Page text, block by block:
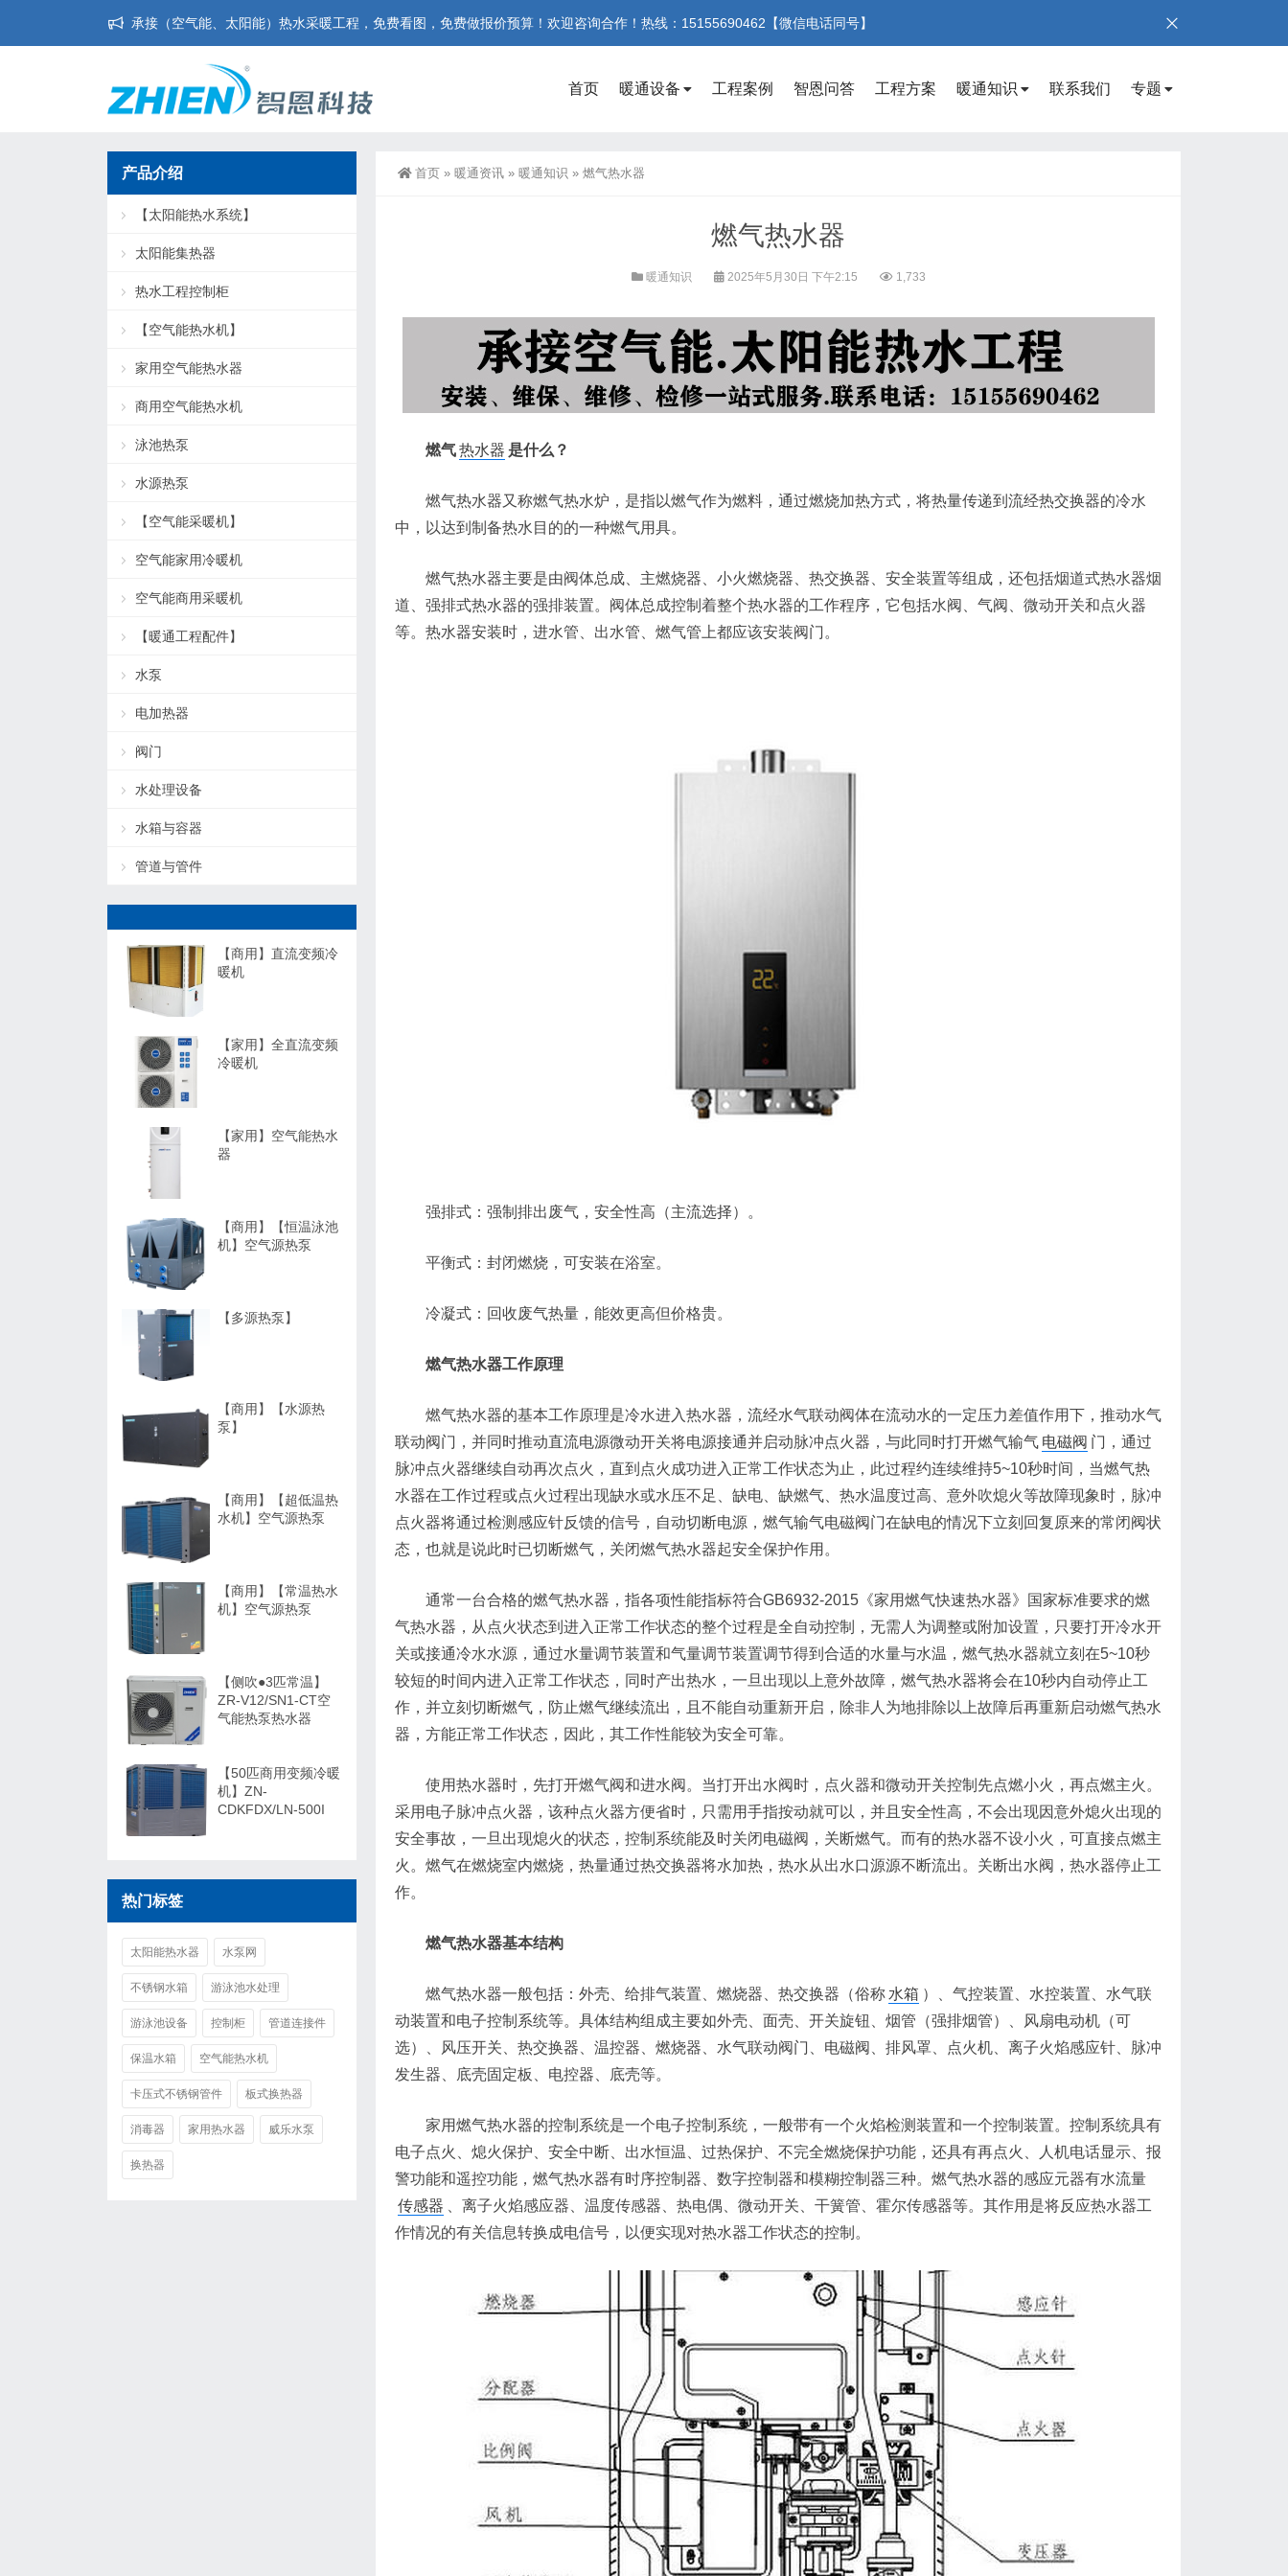
承接（空气能、太阳能）热水采暖工程，免费看图，免费做报价预算！欢迎咨询合作！热线：15155690462【微信电话同号】
首页 暖通设备 工程案例 智恩问答 工程方案 暖通知识 联系我们 专题
首页 » 暖通资讯 » 暖通知识 » 燃气热水器
燃气热水器
暖通知识 2025年5月30日 下午2:15 1,733
燃气热水器 是什么？
燃气热水器又称燃气热水炉，是指以燃气作为燃料，通过燃烧加热方式，将热量传递到流经热交换器的冷水
中，以达到制备热水目的的一种燃气用具。
燃气热水器主要是由阀体总成、主燃烧器、小火燃烧器、热交换器、安全装置等组成，还包括烟道式热水器烟
道、强排式热水器的强排装置。阀体总成控制着整个热水器的工作程序，它包括水阀、气阀、微动开关和点火器
等。热水器安装时，进水管、出水管、燃气管上都应该安装阀门。
强排式：强制排出废气，安全性高（主流选择）。
平衡式：封闭燃烧，可安装在浴室。
冷凝式：回收废气热量，能效更高但价格贵。
燃气热水器工作原理
燃气热水器的基本工作原理是冷水进入热水器，流经水气联动阀体在流动水的一定压力差值作用下，推动水气
联动阀门，并同时推动直流电源微动开关将电源接通并启动脉冲点火器，与此同时打开燃气输气 电磁阀 门，通过
脉冲点火器继续自动再次点火，直到点火成功进入正常工作状态为止，此过程约连续维持5~10秒时间，当燃气热
水器在工作过程或点火过程出现缺水或水压不足、缺电、缺燃气、热水温度过高、意外吹熄火等故障现象时，脉冲
点火器将通过检测感应针反馈的信号，自动切断电源，燃气输气电磁阀门在缺电的情况下立刻回复原来的常闭阀状
态，也就是说此时已切断燃气，关闭燃气热水器起安全保护作用。
通常一台合格的燃气热水器，指各项性能指标符合GB6932-2015《家用燃气快速热水器》国家标准要求的燃
气热水器，从点火状态到进入正常工作状态的整个过程是全自动控制，无需人为调整或附加设置，只要打开冷水开
关或接通冷水水源，通过水量调节装置和气量调节装置调节得到合适的水量与水温，燃气热水器就立刻在5~10秒
较短的时间内进入正常工作状态，同时产出热水，一旦出现以上意外故障，燃气热水器将会在10秒内自动停止工
作，并立刻切断燃气，防止燃气继续流出，且不能自动重新开启，除非人为地排除以上故障后再重新启动燃气热水
器，方能正常工作状态，因此，其工作性能较为安全可靠。
使用热水器时，先打开燃气阀和进水阀。当打开出水阀时，点火器和微动开关控制先点燃小火，再点燃主火。
采用电子脉冲点火器，该种点火器方便省时，只需用手指按动就可以，并且安全性高，不会出现因意外熄火出现的
安全事故，一旦出现熄火的状态，控制系统能及时关闭电磁阀，关断燃气。而有的热水器不设小火，可直接点燃主
火。燃气在燃烧室内燃烧，热量通过热交换器将水加热，热水从出水口源源不断流出。关断出水阀，热水器停止工
作。
燃气热水器基本结构
燃气热水器一般包括：外壳、给排气装置、燃烧器、热交换器（俗称 水箱 ）、气控装置、水控装置、水气联
动装置和电子控制系统等。具体结构组成主要如外壳、面壳、开关旋钮、烟管（强排烟管）、风扇电动机（可
选）、风压开关、热交换器、温控器、燃烧器、水气联动阀门、电磁阀、排风罩、点火机、离子火焰感应针、脉冲
发生器、底壳固定板、电控器、底壳等。
家用燃气热水器的控制系统是一个电子控制系统，一般带有一个火焰检测装置和一个控制装置。控制系统具有
电子点火、熄火保护、安全中断、出水恒温、过热保护、不完全燃烧保护功能，还具有再点火、人机电话显示、报
警功能和遥控功能，燃气热水器有时序控制器、数字控制器和模糊控制器三种。燃气热水器的感应元器有水流量
传感器
、离子火焰感应器、温度传感器、热电偶、微动开关、干簧管、霍尔传感器等。其作用是将反应热水器工
作情况的有关信息转换成电信号，以便实现对热水器工作状态的控制。
产品介绍
【太阳能热水系统】
太阳能集热器
热水工程控制柜
【空气能热水机】
家用空气能热水器
商用空气能热水机
泳池热泵
水源热泵
【空气能采暖机】
空气能家用冷暖机
空气能商用采暖机
【暖通工程配件】
水泵
电加热器
阀门
水处理设备
水箱与容器
管道与管件
【商用】直流变频冷
暖机
【家用】全直流变频
冷暖机
【家用】空气能热水
器
【商用】【恒温泳池
机】空气源热泵
【多源热泵】
【商用】【水源热
泵】
【商用】【超低温热
水机】空气源热泵
【商用】【常温热水
机】空气源热泵
【侧吹●3匹常温】
ZR-V12/SN1-CT空
气能热泵热水器
【50匹商用变频冷暖
机】ZN-
CDKFDX/LN-500I
热门标签
太阳能热水器 水泵网
不锈钢水箱 游泳池水处理
游泳池设备 控制柜 管道连接件
保温水箱 空气能热水机
卡压式不锈钢管件 板式换热器
消毒器 家用热水器 威乐水泵
换热器